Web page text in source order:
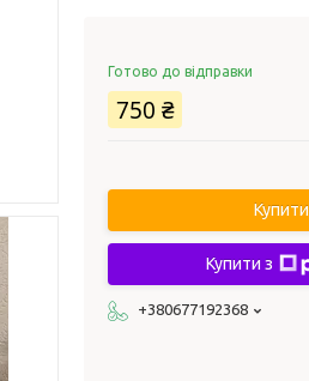
Готово до відправки
750 ₴
Купити
Купити з
+380677192368